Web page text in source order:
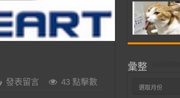
發表留言 43 點擊數
彙整
彙